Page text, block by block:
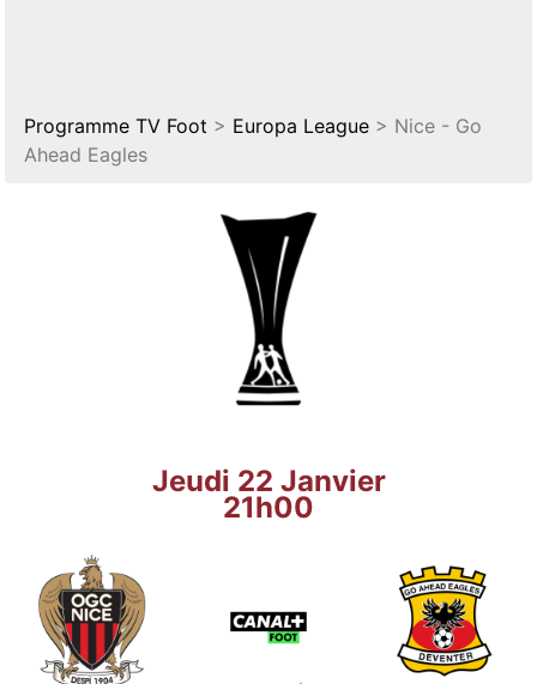
Programme TV Foot > Europa League > Nice - Go
Ahead Eagles
Jeudi 22 Janvier
21h00